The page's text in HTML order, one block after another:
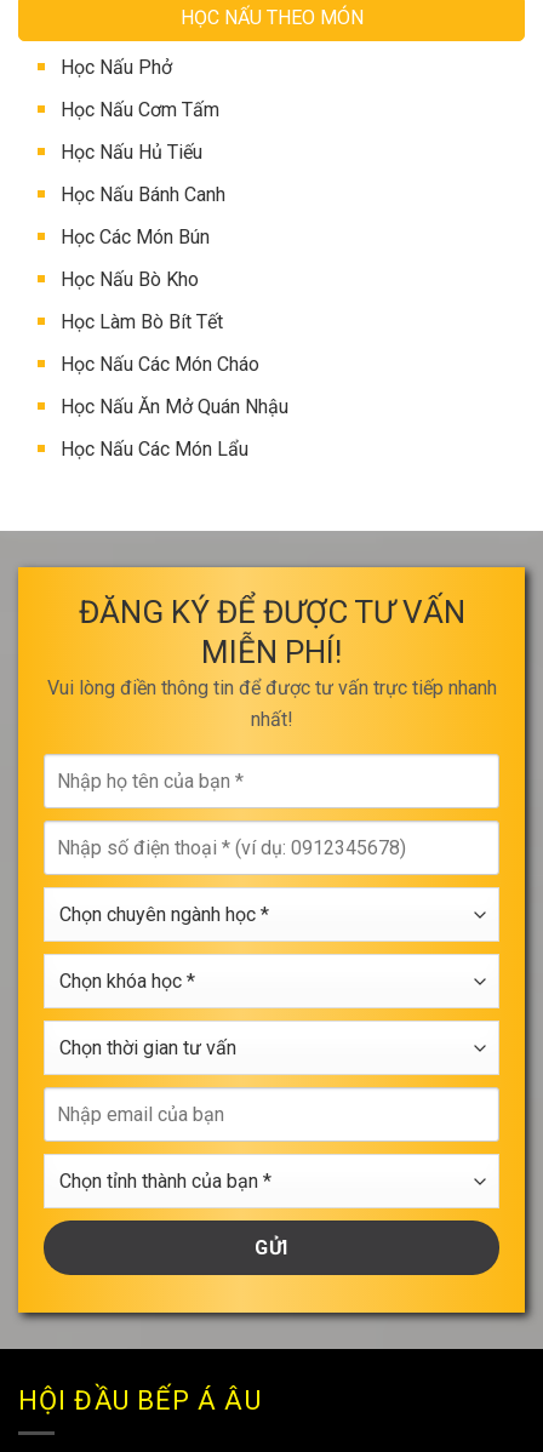
HỌC NẤU THEO MÓN
Học Nấu Phở
Học Nấu Cơm Tấm
Học Nấu Hủ Tiếu
Học Nấu Bánh Canh
Học Các Món Bún
Học Nấu Bò Kho
Học Làm Bò Bít Tết
Học Nấu Các Món Cháo
Học Nấu Ăn Mở Quán Nhậu
Học Nấu Các Món Lẩu
ĐĂNG KÝ ĐỂ ĐƯỢC TƯ VẤN
MIỄN PHÍ!
Vui lòng điền thông tin để được tư vấn trực tiếp nhanh
nhất!
họ
tên
của
bạn
*
số
điện
thoại
chuyên
ngành
học
khóa
học
thời
gian
tư
vấnemail
của
bạn
tỉnh
thành
của
bạn
HỘI ĐẦU BẾP Á ÂU